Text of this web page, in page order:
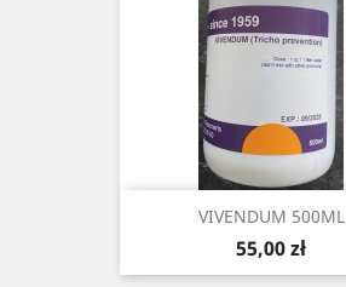
VIVENDUM 500ML
Cena
55,00 zł